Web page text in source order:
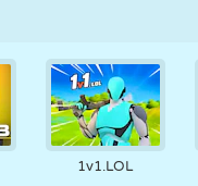
1v1.LOL